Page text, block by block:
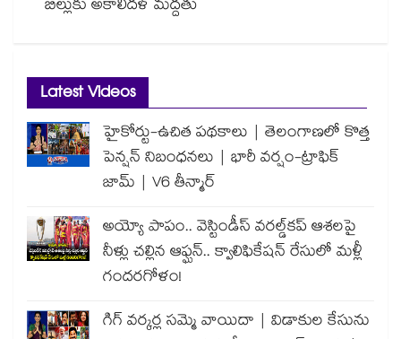
బిల్లుకు అకాలీదళ్ మద్దతు
Latest Videos
హైకోర్టు-ఉచిత పథకాలు | తెలంగాణలో కొత్త
పెన్షన్ నిబంధనలు | భారీ వర్షం-ట్రాఫిక్
జామ్ | V6 తీన్మార్
అయ్యో పాపం.. వెస్టిండీస్ వరల్డ్‌కప్ ఆశలపై
నీళ్లు చల్లిన ఆఫ్ఘన్.. క్వాలిఫికేషన్ రేసులో మళ్లీ
గందరగోళం!
గిగ్ వర్కర్ల సమ్మె వాయిదా | విడాకుల కేసును